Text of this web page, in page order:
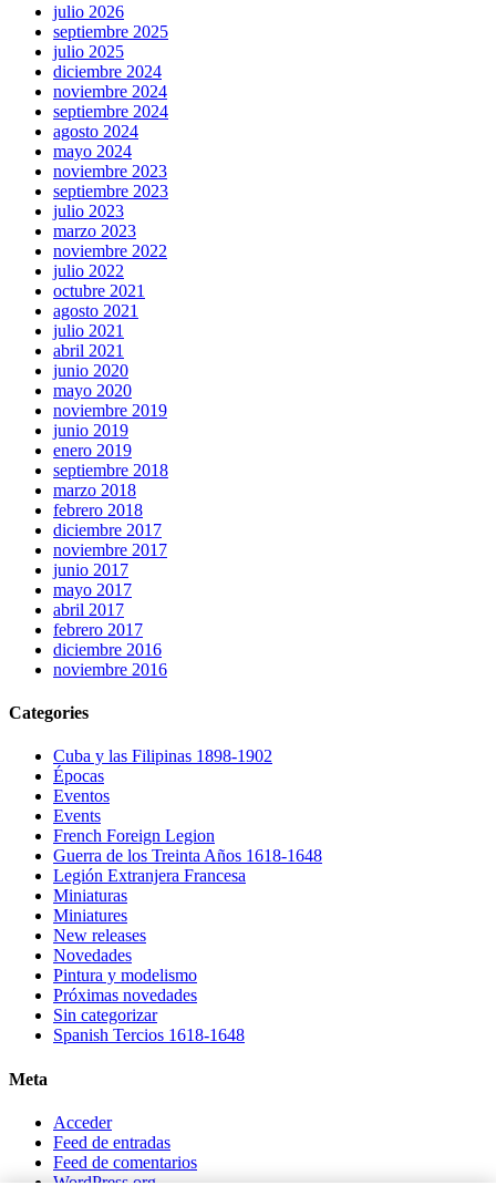
julio 2026
septiembre 2025
julio 2025
diciembre 2024
noviembre 2024
septiembre 2024
agosto 2024
mayo 2024
noviembre 2023
septiembre 2023
julio 2023
marzo 2023
noviembre 2022
julio 2022
octubre 2021
agosto 2021
julio 2021
abril 2021
junio 2020
mayo 2020
noviembre 2019
junio 2019
enero 2019
septiembre 2018
marzo 2018
febrero 2018
diciembre 2017
noviembre 2017
junio 2017
mayo 2017
abril 2017
febrero 2017
diciembre 2016
noviembre 2016
Categories
Cuba y las Filipinas 1898-1902
Épocas
Eventos
Events
French Foreign Legion
Guerra de los Treinta Años 1618-1648
Legión Extranjera Francesa
Miniaturas
Miniatures
New releases
Novedades
Pintura y modelismo
Próximas novedades
Sin categorizar
Spanish Tercios 1618-1648
Meta
Acceder
Feed de entradas
Feed de comentarios
WordPress.org